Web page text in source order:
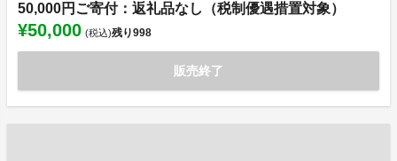
50,000円ご寄付：返礼品なし（税制優遇措置対象）
¥50,000 (税込)残り998
販売終了